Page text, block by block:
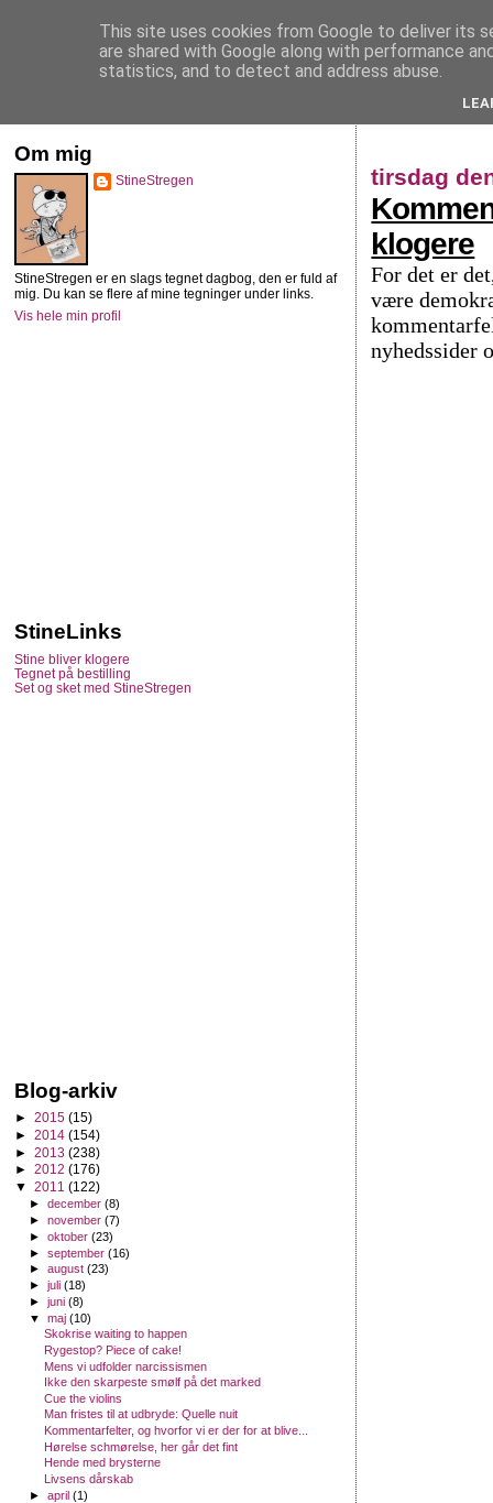
StineStregen
tirsdag
klogere
For det er
være
nyhedssider
Om mig
StineStregen
StineStregen er en slags tegnet dagbog, den er fuld af
mig. Du kan se flere af mine tegninger under links.
Vis hele min profil
StineLinks
Stine bliver klogere
Tegnet på bestilling
Set og sket med StineStregen
Blog-arkiv
► 2015 (15)
► 2014 (154)
► 2013 (238)
► 2012 (176)
▼ 2011 (122)
►december(8)
►november(7)
►oktober(23)
►september(16)
►august(23)
►juli(18)
►juni(8)
▼maj(10)
Skokrise waiting to happen
Rygestop? Piece of cake!
Mens vi udfolder narcissismen
Ikke den skarpeste smølf på det marked
Cue the violins
Man fristes til at udbryde: Quelle nuit
Kommentarfelter, og hvorfor vi er der for at blive...
Hørelse schmørelse, her går det fint
Hende med brysterne
Livsens dårskab
►april(1)
This site uses cookies from Google to deliver its
are shared with Google along with performance
statistics, and to detect and address abuse.